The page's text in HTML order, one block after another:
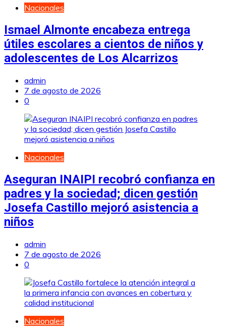
Nacionales
Ismael Almonte encabeza entrega
útiles escolares a cientos de niños y
adolescentes de Los Alcarrizos
admin
7 de agosto de 2026
0
Nacionales
Aseguran INAIPI recobró confianza en
padres y la sociedad; dicen gestión
Josefa Castillo mejoró asistencia a
niños
admin
7 de agosto de 2026
0
Nacionales